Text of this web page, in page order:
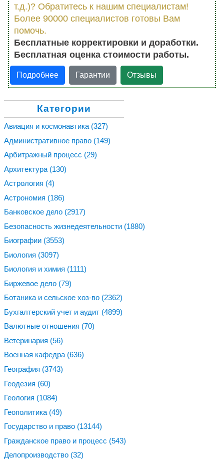
т.д.)? Обратитесь к нашим специалистам!
Более 90000 специалистов готовы Вам
помочь.
Бесплатные корректировки и доработки.
Бесплатная оценка стоимости работы.
Подробнее Гарантии Отзывы
Категории
Авиация и космонавтика (327)
Административное право (149)
Арбитражный процесс (29)
Архитектура (130)
Астрология (4)
Астрономия (186)
Банковское дело (2917)
Безопасность жизнедеятельности (1880)
Биографии (3553)
Биология (3097)
Биология и химия (1111)
Биржевое дело (79)
Ботаника и сельское хоз-во (2362)
Бухгалтерский учет и аудит (4899)
Валютные отношения (70)
Ветеринария (56)
Военная кафедра (636)
География (3743)
Геодезия (60)
Геология (1084)
Геополитика (49)
Государство и право (13144)
Гражданское право и процесс (543)
Делопроизводство (32)